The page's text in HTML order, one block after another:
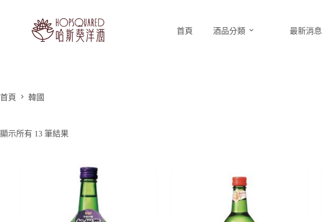
首頁 酒品分類 最新消息
首頁 韓國
顯示所有 13 筆結果